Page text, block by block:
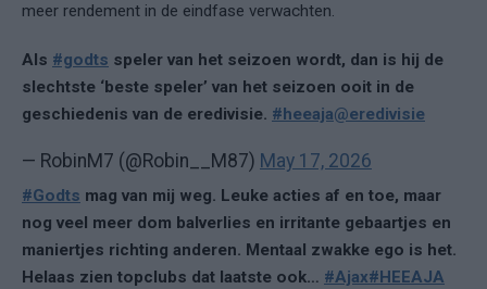
meer rendement in de eindfase verwachten.
Als #godts speler van het seizoen wordt, dan is hij de
slechtste ‘beste speler’ van het seizoen ooit in de
geschiedenis van de eredivisie. #heeaja@eredivisie
— RobinM7 (@Robin__M87) May 17, 2026
#Godts mag van mij weg. Leuke acties af en toe, maar
nog veel meer dom balverlies en irritante gebaartjes en
maniertjes richting anderen. Mentaal zwakke ego is het.
Helaas zien topclubs dat laatste ook… #Ajax#HEEAJA